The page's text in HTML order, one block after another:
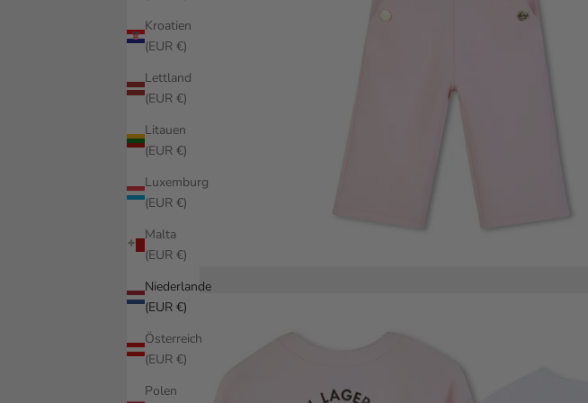
Kroatien
(EUR €)
Lettland
(EUR €)
Litauen
(EUR €)
Luxemburg
(EUR €)
Malta
(EUR €)
Niederlande
(EUR €)
Österreich
(EUR €)
Polen